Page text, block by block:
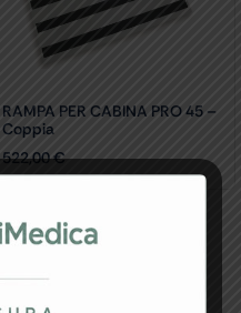
RAMPA PER CABINA PRO 45 –
Coppia
522,00€